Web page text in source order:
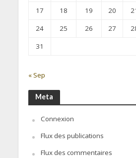
17
18 19 20
24
25 26 27
31
« Sep
Meta
Connexion
Flux des publications
Flux des commentaires